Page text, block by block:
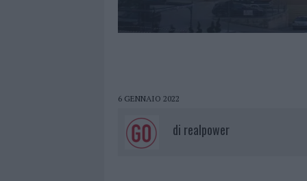
6 GENNAIO 2022
di realpower